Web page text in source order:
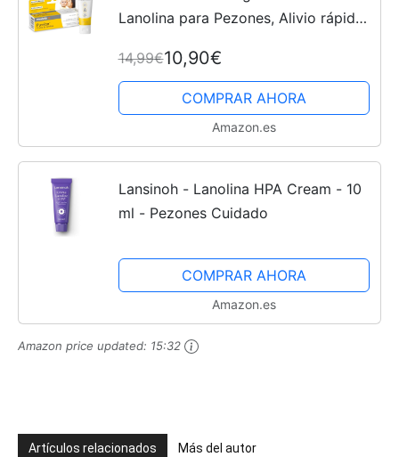
Lanolina para Pezones, Alivio rápido
100% natural, hipoalergénica,
dermatológicamente probada...
14,99€10,90€
COMPRAR AHORA
Amazon.es
Lansinoh - Lanolina HPA Cream - 10
ml - Pezones Cuidado
COMPRAR AHORA
Amazon.es
Amazon price updated: 15:32
Artículos relacionados Más del autor